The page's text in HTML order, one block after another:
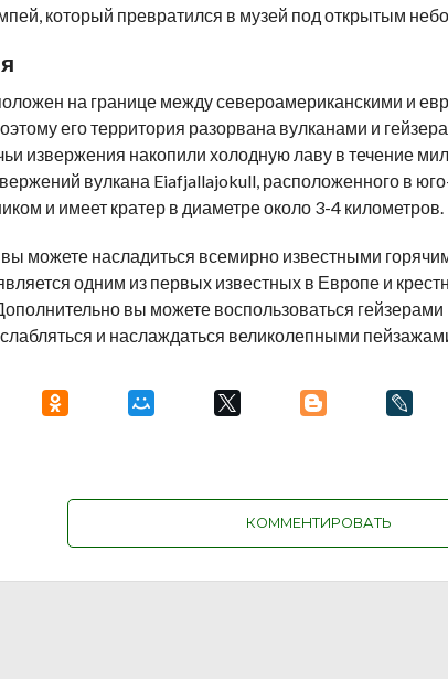
который превратился в музей под открытым
на границе между североамериканскими и
его территория разорвана вулканами и
извержения накопили холодную лаву в течение
вулкана Eiafjallajokull, расположенного в
и имеет кратер в диаметре около 3-4 километров.
можете насладиться всемирно известными
одним из первых известных в Европе и
вы можете воспользоваться гейзерами
и наслаждаться великолепными
КОММЕНТИРОВАТЬ